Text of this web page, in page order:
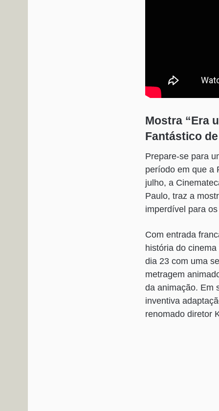
Mostra “Era
Fantástico
Prepare-se para
período em que a
julho, a
Paulo, traz a
imperdível para
Com entrada
história do
dia 23 com uma
metragem
da animação. Em
inventiva
renomado diretor